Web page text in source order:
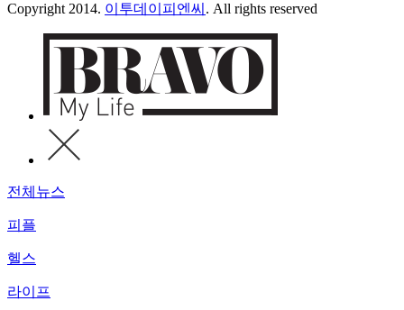
Copyright 2014. 이투데이피엔씨 . All rights reserved
전체뉴스
피플
헬스
라이프